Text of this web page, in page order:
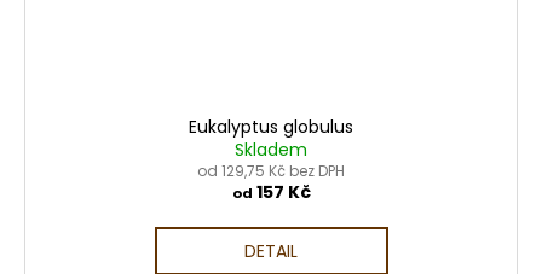
Eukalyptus globulus
Skladem
od 129,75 Kč bez DPH
od 157 Kč
DETAIL